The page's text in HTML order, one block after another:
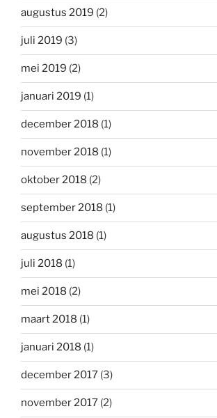
augustus 2019 (2)
juli 2019 (3)
mei 2019 (2)
januari 2019 (1)
december 2018 (1)
november 2018 (1)
oktober 2018 (2)
september 2018 (1)
augustus 2018 (1)
juli 2018 (1)
mei 2018 (2)
maart 2018 (1)
januari 2018 (1)
december 2017 (3)
november 2017 (2)